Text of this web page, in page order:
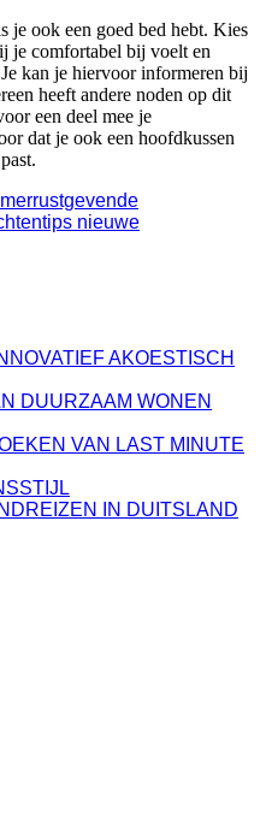
je ook een goed bed hebt. Kies
je comfortabel bij voelt en
kan je hiervoor informeren bij
heeft andere noden op dit
een deel mee je
dat je ook een hoofdkussen
rustgevende
tips nieuwe
AKOESTISCH
DUURZAAM WONEN
VAN LAST MINUTE
IN DUITSLAND